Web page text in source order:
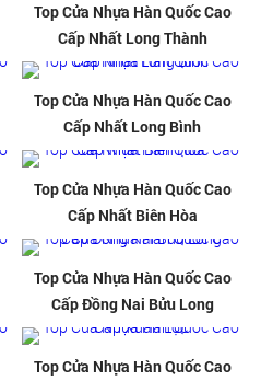
Top Cửa Nhựa Hàn Quốc Cao
Cấp Nhất Long Thành
Top Cửa Nhựa Hàn Quốc Cao
Cấp Nhất Long Bình
Top Cửa Nhựa Hàn Quốc Cao
Cấp Nhất Biên Hòa
Top Cửa Nhựa Hàn Quốc Cao
Cấp Đồng Nai Bửu Long
Top Cửa Nhựa Hàn Quốc Cao